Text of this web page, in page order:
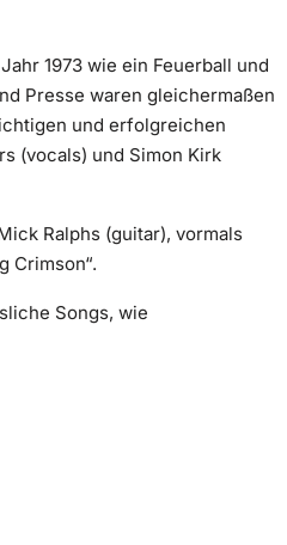
1973 wie ein Feuerball und
Presse waren gleichermaßen
und erfolgreichen
(vocals) und Simon Kirk
Ralphs (guitar), vormals
Crimson“.
Songs, wie